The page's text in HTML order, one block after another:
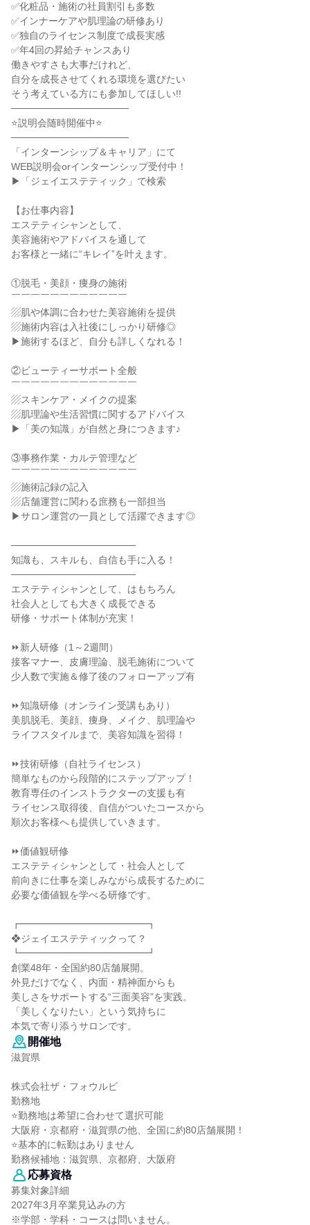
✅化粧品・施術の社員割引も多数
✅インナーケアや肌理論の研修あり
✅独自のライセンス制度で成長実感
✅年4回の昇給チャンスあり
働きやすさも大事だけれど、
自分を成長させてくれる環境を選びたい
そう考えている方にも参加してほしい!!
─────────────────
⭐説明会随時開催中⭐
─────────────────
「インターンシップ＆キャリア」にて
WEB説明会orインターンシップ受付中！
▶「ジェイエステティック」で検索
【お仕事内容】
エステティシャンとして、
美容施術やアドバイスを通して
お客様と一緒に“キレイ”を叶えます。
①脱毛・美顔・痩身の施術
￣￣￣￣￣￣￣￣￣￣￣￣
▨肌や体調に合わせた美容施術を提供
▨施術内容は入社後にしっかり研修◎
▶施術するほど、自分も詳しくなれる！
②ビューティーサポート全般
￣￣￣￣￣￣￣￣￣￣￣￣￣
▨スキンケア・メイクの提案
▨肌理論や生活習慣に関するアドバイス
▶「美の知識」が自然と身につきます♪
③事務作業・カルテ管理など
￣￣￣￣￣￣￣￣￣￣￣￣￣
▨施術記録の記入
▨店舗運営に関わる庶務も一部担当
▶サロン運営の一員として活躍できます◎
──────────────────
知識も、スキルも、自信も手に入る！
──────────────────
エステティシャンとして、はもちろん
社会人としても大きく成長できる
研修・サポート体制が充実！
⏩新人研修（1～2週間）
接客マナー、皮膚理論、脱毛施術について
少人数で実施＆修了後のフォローアップ有
⏩知識研修（オンライン受講もあり）
美肌脱毛、美顔、痩身、メイク、肌理論や
ライフスタイルまで、美容知識を習得！
⏩技術研修（自社ライセンス）
簡単なものから段階的にステップアップ！
教育専任のインストラクターの支援も有
ライセンス取得後、自信がついたコースから
順次お客様へも提供していきます。
⏩価値観研修
エステティシャンとして・社会人として
前向きに仕事を楽しみながら成長するために
必要な価値観を学べる研修です。
┏━━━━━━━━━━━━━┓
❖ジェイエステティックって？
┗━━━━━━━━━━━━━┛
創業48年・全国約80店舗展開。
外見だけでなく、内面・精神面からも
美しさをサポートする“三面美容”を実践。
「美しくなりたい」という気持ちに
本気で寄り添うサロンです。
開催地
滋賀県
株式会社ザ・フォウルビ
勤務地
⭐勤務地は希望に合わせて選択可能
大阪府・京都府・滋賀県の他、全国に約80店舗展開！
⭐基本的に転勤はありません
勤務候補地：滋賀県、京都府、大阪府
応募資格
募集対象詳細
2027年3月卒業見込みの方
※学部・学科・コースは問いません。